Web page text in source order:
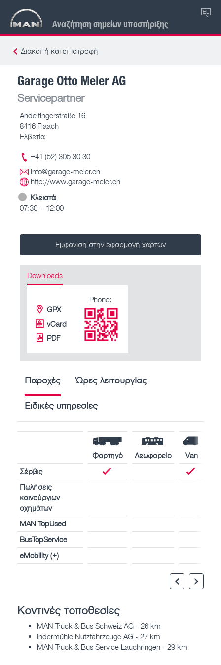
Αναζήτηση σημείων υποστήριξης
EL
Διακοπή και επιστροφή
Garage Otto Meier AG
Servicepartner
Andelfingerstraße 16
8416 Flaach
Ελβετία
+41 (52) 305 30 30
info@garage-meier.ch
http://www.garage-meier.ch
Κλειστά
07:30 – 12:00
Εμφάνιση στην εφαρμογή χαρτών
Downloads
GPX
vCard
PDF
Phone:
Παροχές Ώρες λειτουργίας
Ειδικές υπηρεσίες
Φορτηγό Λεωφορείο
Van
Σέρβις
Πωλήσεις
καινούργιων
οχημάτων
MAN TopUsed
BusTopService
eMobility (+)
Κοντινές τοποθεσίες
MAN Truck & Bus Schweiz AG - 26 km
Indermühle Nutzfahrzeuge AG - 27 km
MAN Truck & Bus Service Lauchringen - 29 km